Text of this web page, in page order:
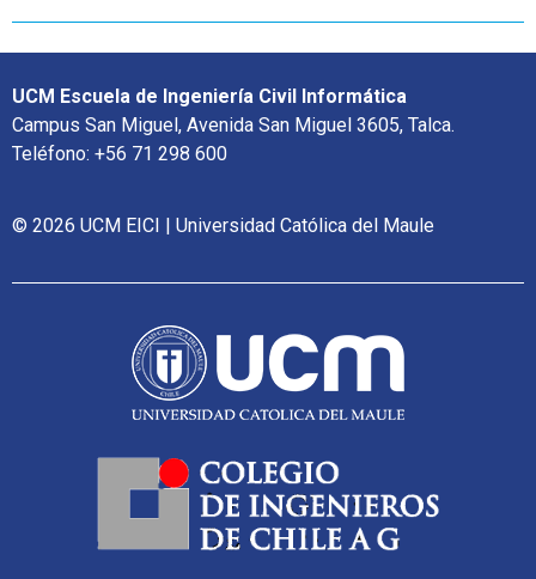
UCM Escuela de Ingeniería Civil Informática
Campus San Miguel, Avenida San Miguel 3605, Talca.
Teléfono: +56 71 298 600
© 2026 UCM EICI | Universidad Católica del Maule